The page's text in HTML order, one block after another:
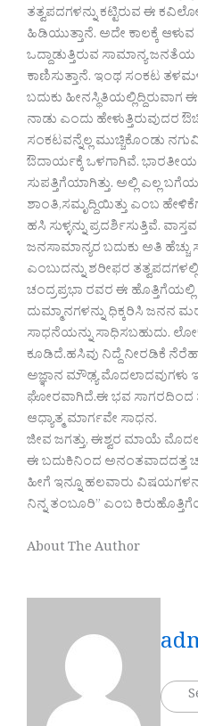
ತತ್ವಪದಗಳನ್ನು ಕಟ್ಟಿರುವ ಈ
ಹಿಡಿಯುತ್ತಾನೆ. ಅದೇ ಕಾಲಕ್ಕೆ
ಒದ್ದಾಡುತ್ತಿರುವ ಸಾಮಾನ್ಯ ಜನತೆಯ
ಕಾಣಿಸುತ್ತಾನೆ. ಇಂಥ ಸಂಕಟ
ಬದುಕು ಹೀನಸ್ಥಿತಿಯಲ್ಲಿದ್ದಿರುವಾಗ
ನಾಡು ಎಂದು ಹೇಳುತ್ತಿರುವುದರ
ಸಂಕಟವನ್ನೆಲ್ಲ ಮುಚ್ಚಿಕೊಂಡು
ಔದಾರ್ಯಕ್ಕೆ ಒಳಗಾಗಿವೆ.
ಸುಪತ್ತಿಗೆಯಾಗಿತ್ತು. ಅಲ್ಲಿ ಎಲ್ಲ
ಶಾಂತಿ,ಸಮೃದ್ದಿಯಿತ್ತು ಎಂಬ
ಹಸಿ ಸುಳ್ಳನ್ನು ಪ್ರದರ್ಶಿಸುತ್ತಿವೆ.
ಜನಸಾಮಾನ್ಯರ ಬದುಕು ಅತಿ
ಎಂಬುದನ್ನು ಶರೀಫರ
ಚಂದ್ರಪ್ರಭಾ ರವರ ಈ ಹೊತ್ತಿಗೆಯಲ್ಲಿ
ದುಮ್ಮಾನಗಳನ್ನು ಧಿಕ್ಕರಿಸಿ ಜನನ
ಸಾಧನೆಯನ್ನು ಸಾಧಿಸಬಹುದು.
ಕೂಡಿದೆ.ಹಸಿವು ನಿದ್ದೆ ನೀರಡಿಕೆ
ಅಜ್ಞಾನ ಮೌಢ್ಯ ಮೊದಲಾದವುಗಳು
ಘೋರವಾಗಿದೆ.ಈ ಭವ ಸಾಗರದಿಂದ
ಆಧ್ಯಾತ್ಮ ಮಾರ್ಗವೇ ಸಾಧನ.
ಜೀವ ಜಗತ್ತು, ಈಶ್ವರ ಮಾಯೆ
ಈ ಬದುಕಿನಿಂದ ಅನಂತವಾದದತ್ತ
ಹೀಗೆ ಇನ್ನೂ ಹಲವಾರು
ನಿನ್ನ ತಂಬೂರಿ” ಎಂಬ
About The Author